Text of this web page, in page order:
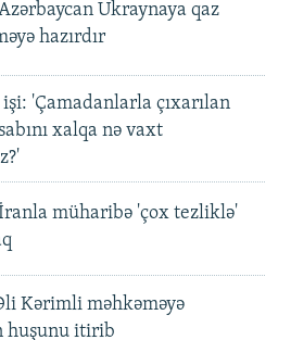
Ukraynaya qaz
hazırdır
'Çamadanlarla çıxarılan
xalqa nə vaxt
müharibə 'çox tezliklə'
Kərimli məhkəməyə
huşunu itirib